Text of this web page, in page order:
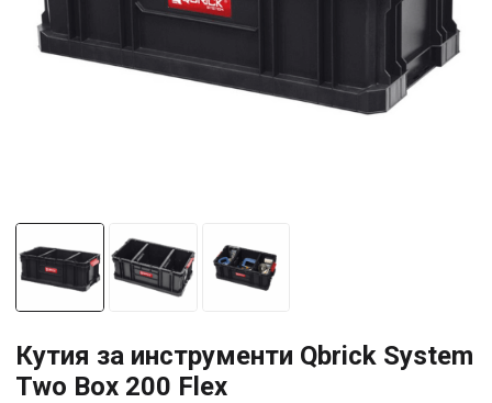
Кутия за инструменти Qbrick System
Two Box 200 Flex